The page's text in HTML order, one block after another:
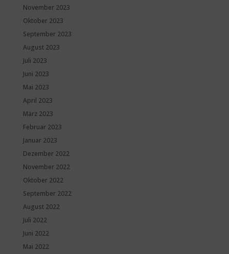
November 2023
Oktober 2023
September 2023
August 2023
Juli 2023
Juni 2023
Mai 2023
April 2023
März 2023
Februar 2023
Januar 2023
Dezember 2022
November 2022
Oktober 2022
September 2022
August 2022
Juli 2022
Juni 2022
Mai 2022